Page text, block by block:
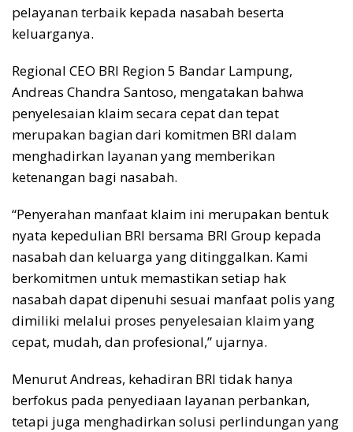
pelayanan terbaik kepada nasabah beserta
keluarganya.
Regional CEO BRI Region 5 Bandar Lampung,
Andreas Chandra Santoso, mengatakan bahwa
penyelesaian klaim secara cepat dan tepat
merupakan bagian dari komitmen BRI dalam
menghadirkan layanan yang memberikan
ketenangan bagi nasabah.
“Penyerahan manfaat klaim ini merupakan bentuk
nyata kepedulian BRI bersama BRI Group kepada
nasabah dan keluarga yang ditinggalkan. Kami
berkomitmen untuk memastikan setiap hak
nasabah dapat dipenuhi sesuai manfaat polis yang
dimiliki melalui proses penyelesaian klaim yang
cepat, mudah, dan profesional,” ujarnya.
Menurut Andreas, kehadiran BRI tidak hanya
berfokus pada penyediaan layanan perbankan,
tetapi juga menghadirkan solusi perlindungan yang